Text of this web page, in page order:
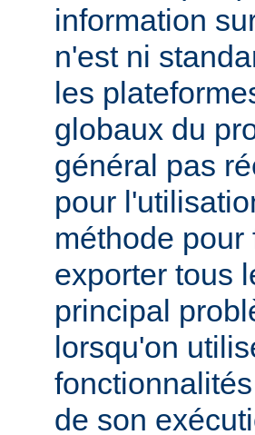
information
n'est ni
les
globaux du
général pas
pour
méthode
exporter tous
principal
lorsqu'on
de son